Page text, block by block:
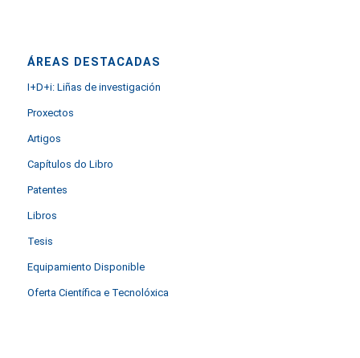
ÁREAS DESTACADAS
I+D+i: Liñas de investigación
Proxectos
Artigos
Capítulos do Libro
Patentes
Libros
Tesis
Equipamiento Disponible
Oferta Científica e Tecnolóxica